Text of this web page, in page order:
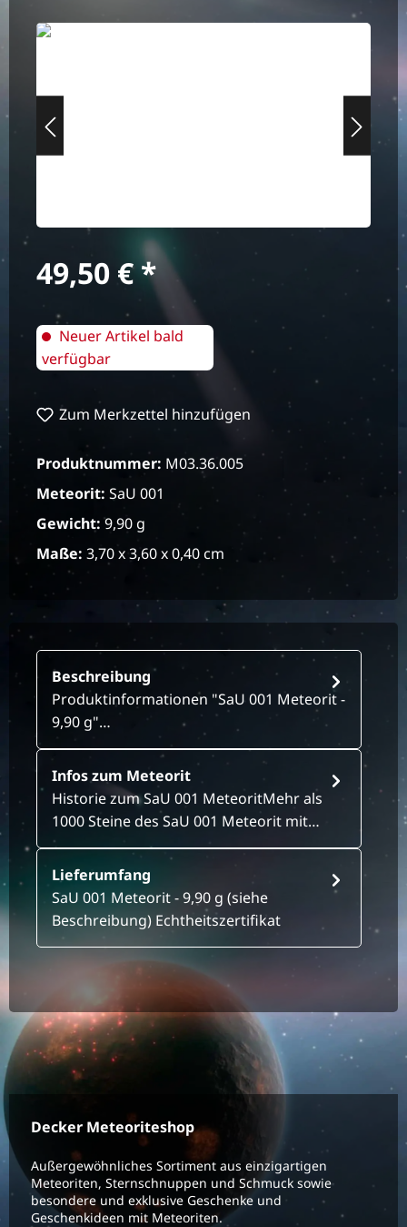
Bildergalerie überspringen
Regulärer Preis:
49,50 €
Neuer Artikel bald
verfügbar
Zum Merkzettel hinzufügen
Produktnummer: M03.36.005
Meteorit: SaU 001
Gewicht:9,90 g
Maße: 3,70 x 3,60 x 0,40 cm
Beschreibung
Produktinformationen "SaU 001 Meteorit -
9,90 g"…
Infos zum Meteorit
Historie zum SaU 001 MeteoritMehr als
1000 Steine des SaU 001 Meteorit mit…
Lieferumfang
SaU 001 Meteorit - 9,90 g (siehe
Beschreibung) Echtheitszertifikat
Decker Meteoriteshop
Außergewöhnliches Sortiment aus einzigartigen
Meteoriten, Sternschnuppen und Schmuck sowie
besondere und exklusive Geschenke und
Geschenkideen mit Meteoriten.